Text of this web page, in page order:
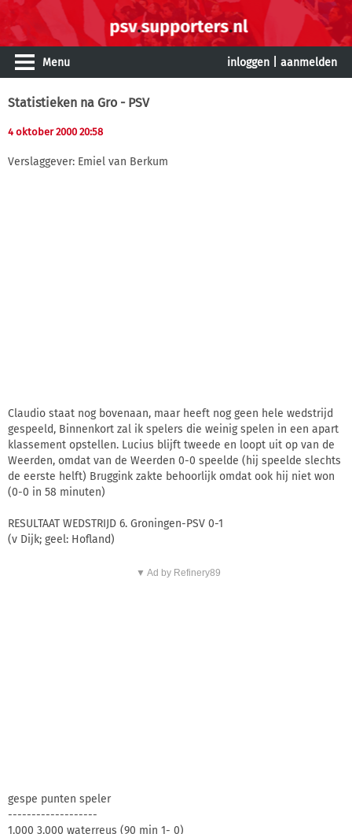
Menu inloggen aanmelden
Statistieken na Gro - PSV
4 oktober 2000 20:58
Verslaggever: Emiel van Berkum
Claudio staat nog bovenaan, maar heeft nog geen hele wedstrijd
gespeeld, Binnenkort zal ik spelers die weinig spelen in een apart
klassement opstellen. Lucius blijft tweede en loopt uit op van de
Weerden, omdat van de Weerden 0-0 speelde (hij speelde slechts
de eerste helft) Bruggink zakte behoorlijk omdat ook hij niet won
(0-0 in 58 minuten)
RESULTAAT WEDSTRIJD 6. Groningen-PSV 0-1
(v Dijk; geel: Hofland)
▼ Ad by Refinery89
gespe punten speler
-------------------
1.000 3.000 waterreus (90 min 1- 0)